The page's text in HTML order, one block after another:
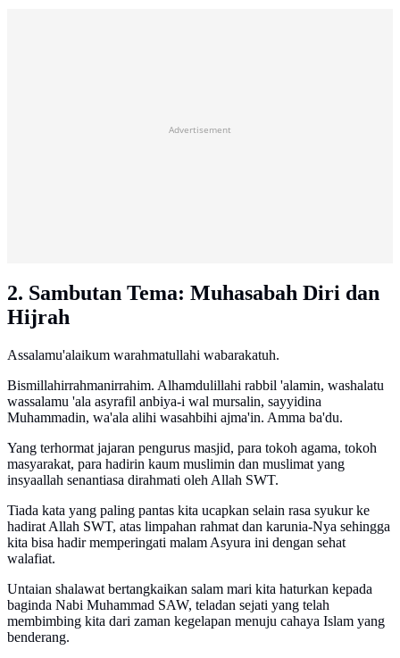
Advertisement
2. Sambutan Tema: Muhasabah Diri dan
Hijrah
Assalamu'alaikum warahmatullahi wabarakatuh.
Bismillahirrahmanirrahim. Alhamdulillahi rabbil 'alamin, washalatu
wassalamu 'ala asyrafil anbiya-i wal mursalin, sayyidina
Muhammadin, wa'ala alihi wasahbihi ajma'in. Amma ba'du.
Yang terhormat jajaran pengurus masjid, para tokoh agama, tokoh
masyarakat, para hadirin kaum muslimin dan muslimat yang
insyaallah senantiasa dirahmati oleh Allah SWT.
Tiada kata yang paling pantas kita ucapkan selain rasa syukur ke
hadirat Allah SWT, atas limpahan rahmat dan karunia-Nya sehingga
kita bisa hadir memperingati malam Asyura ini dengan sehat
walafiat.
Untaian shalawat bertangkaikan salam mari kita haturkan kepada
baginda Nabi Muhammad SAW, teladan sejati yang telah
membimbing kita dari zaman kegelapan menuju cahaya Islam yang
benderang.